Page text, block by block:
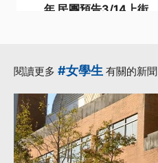
年 民團預告3/14上街
新北國中生割頸案·預告
·更多...
閱讀更多 #女學生 有關的新聞